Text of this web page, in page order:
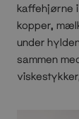
kaffehjørne
kopper,
under
sammen